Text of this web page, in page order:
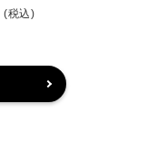
(税込)